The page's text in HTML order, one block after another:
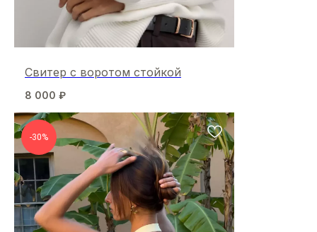
Свитер с воротом стойкой
8 000 ₽
-30%